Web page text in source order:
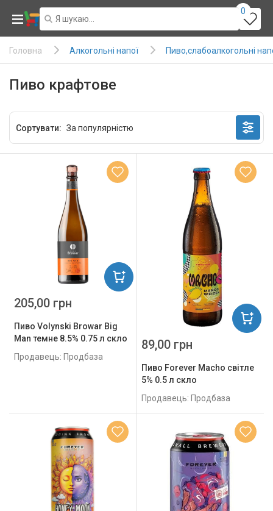
0
Головна Алкогольні напої Пиво,слабоалкогольні
Пиво крафтове
Сортувати:
Пиво Volynski Browar Big
Man темне 8.5% 0.75 л скло
Продавець: Продбаза
205,00 грн
Пиво Forever Macho світле
5% 0.5 л скло
Продавець: Продбаза
89,00 грн